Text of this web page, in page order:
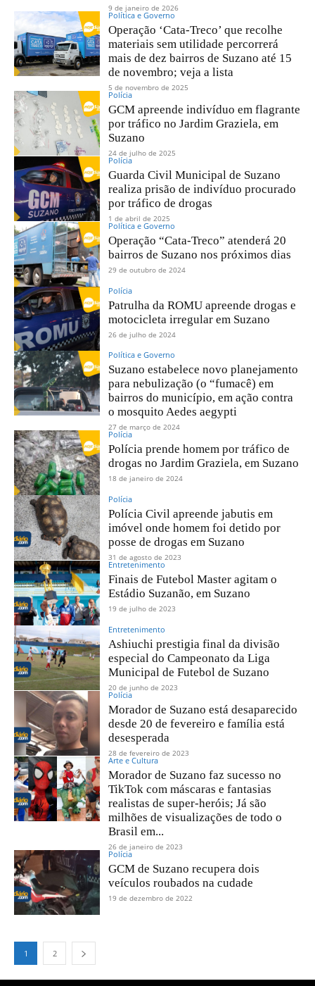
9 de janeiro de 2026
Política e Governo
Operação ‘Cata-Treco’ que recolhe
materiais sem utilidade percorrerá
mais de dez bairros de Suzano até 15
de novembro; veja a lista
5 de novembro de 2025
Polícia
GCM apreende indivíduo em flagrante
por tráfico no Jardim Graziela, em
Suzano
24 de julho de 2025
Polícia
Guarda Civil Municipal de Suzano
realiza prisão de indivíduo procurado
por tráfico de drogas
1 de abril de 2025
Política e Governo
Operação “Cata-Treco” atenderá 20
bairros de Suzano nos próximos dias
29 de outubro de 2024
Polícia
Patrulha da ROMU apreende drogas e
motocicleta irregular em Suzano
26 de julho de 2024
Política e Governo
Suzano estabelece novo planejamento
para nebulização (o “fumacê) em
bairros do município, em ação contra
o mosquito Aedes aegypti
27 de março de 2024
Polícia
Polícia prende homem por tráfico de
drogas no Jardim Graziela, em Suzano
18 de janeiro de 2024
Polícia
Polícia Civil apreende jabutis em
imóvel onde homem foi detido por
posse de drogas em Suzano
31 de agosto de 2023
Entretenimento
Finais de Futebol Master agitam o
Estádio Suzanão, em Suzano
19 de julho de 2023
Entretenimento
Ashiuchi prestigia final da divisão
especial do Campeonato da Liga
Municipal de Futebol de Suzano
20 de junho de 2023
Polícia
Morador de Suzano está desaparecido
desde 20 de fevereiro e família está
desesperada
28 de fevereiro de 2023
Arte e Cultura
Morador de Suzano faz sucesso no
TikTok com máscaras e fantasias
realistas de super-heróis; Já são
milhões de visualizações de todo o
Brasil em...
26 de janeiro de 2023
Polícia
GCM de Suzano recupera dois
veículos roubados na cudade
19 de dezembro de 2022
1 2